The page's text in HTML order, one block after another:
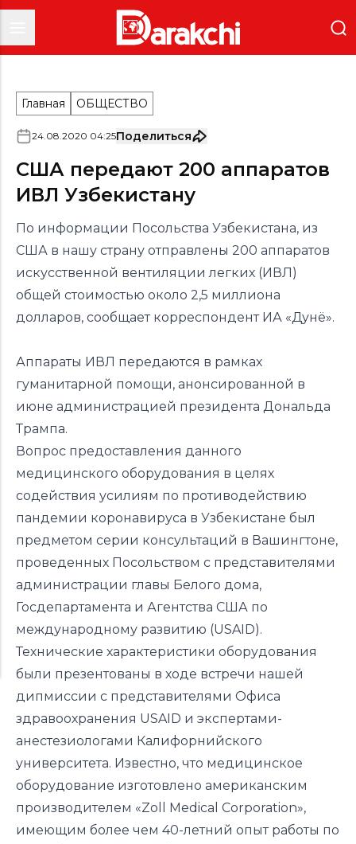
Главная ОБЩЕСТВО
24.08.2020 04:25Поделиться
США передают 200 аппаратов
ИВЛ Узбекистану
По информации Посольства Узбекистана, из
США в нашу страну отправлены 200 аппаратов
искусственной вентиляции легких (ИВЛ)
общей стоимостью около 2,5 миллиона
долларов, сообщает корреспондент ИА «Дунё».
Аппараты ИВЛ передаются в рамках
гуманитарной помощи, анонсированной в
июне администрацией президента Дональда
Трампа.
Вопрос предоставления данного
медицинского оборудования в целях
содействия усилиям по противодействию
пандемии коронавируса в Узбекистане был
предметом серии консультаций в Вашингтоне,
проведенных Посольством с представителями
администрации главы Белого дома,
Госдепартамента и Агентства США по
международному развитию (USAID).
Технические характеристики оборудования
были презентованы в ходе встречи нашей
дипмиссии с представителями Офиса
здравоохранения USAID и экспертами-
анестезиологами Калифорнийского
университета. Известно, что медицинское
оборудование изготовлено американским
производителем «Zoll Medical Corporation»,
имеющим более чем 40-летний опыт работы по